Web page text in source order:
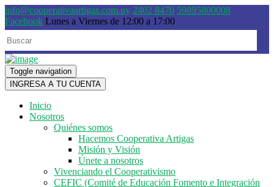
info@cooperativaartigas.com.uy 2402 8470 59895800008
Facebook Lunes a Viernes de 12:00 a 17:00
Toggle navigation
INGRESA A TU CUENTA
Inicio
Nosotros
Quiénes somos
Hacemos Cooperativa Artigas
Misión y Visión
Únete a nosotros
Vivenciando el Cooperativismo
CEFIC (Comité de Educación Fomento e Integración